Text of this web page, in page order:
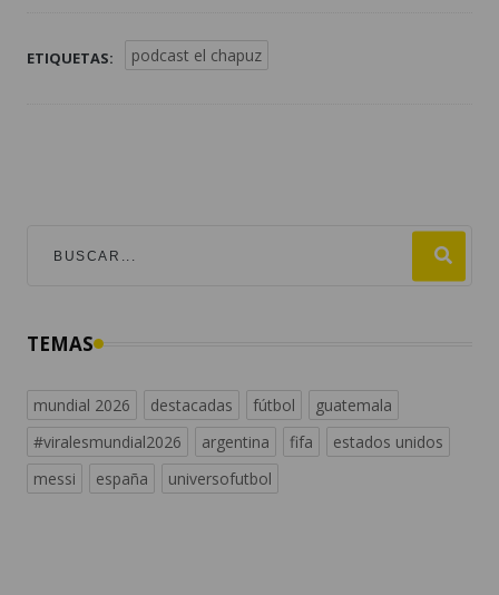
ETIQUETAS: podcast el chapuz
TEMAS
mundial 2026 destacadas fútbol
guatemala
#viralesmundial2026
argentina fifa
estados unidos
messi
españa universofutbol